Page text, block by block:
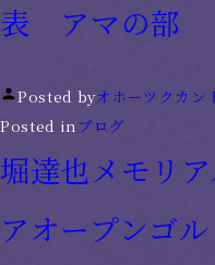
表 アマの部
Posted byオホーツクカン
Posted in ブログ
堀達也メモリ
アオープンゴ